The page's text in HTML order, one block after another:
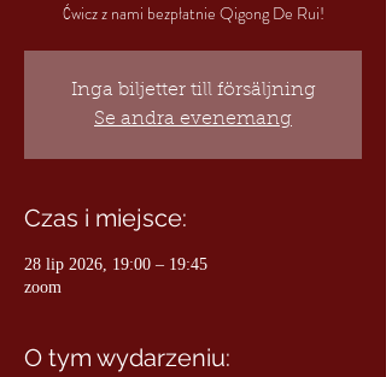
Ćwicz z nami bezpłatnie Qigong De Rui!
Inga biljetter till försäljning
Se andra evenemang
Czas i miejsce:
28 lip 2026, 19:00 – 19:45
zoom
O tym wydarzeniu: